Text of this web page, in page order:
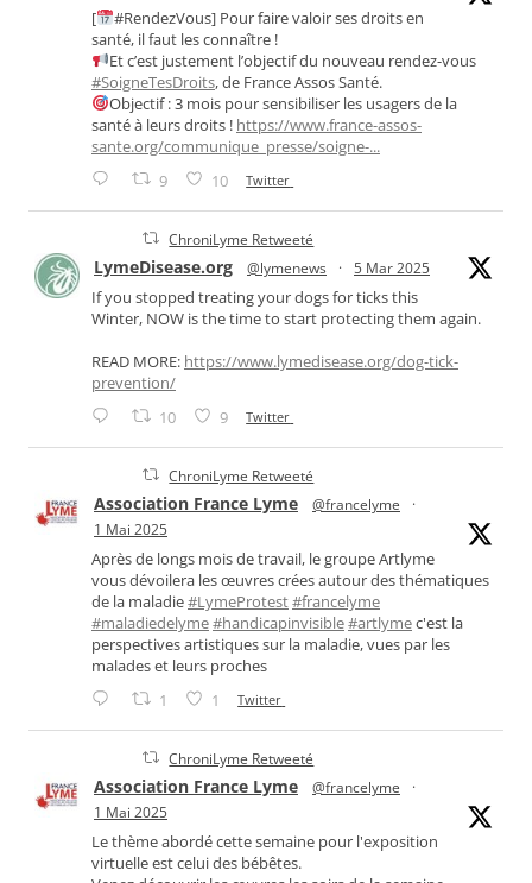
[
#RendezVous] Pour faire valoir ses droits en
santé, il faut les connaître !
Et c’est justement l’objectif du nouveau rendez-vous
#SoigneTesDroits, de France Assos Santé.
Objectif : 3 mois pour sensibiliser les usagers de la
santé à leurs droits ! https://www.france-assos-
sante.org/communique_presse/soigne-...
9 10 Twitter
ChroniLyme Retweeté
LymeDisease.org @lymenews · 5 Mar 2025
If you stopped treating your dogs for ticks this
Winter, NOW is the time to start protecting them again.
READ MORE: https://www.lymedisease.org/dog-tick-
prevention/
10 9 Twitter
ChroniLyme Retweeté
Association France Lyme @francelyme
·
1 Mai 2025
Après de longs mois de travail, le groupe Artlyme
vous dévoilera les œuvres crées autour des thématiques
de la maladie#LymeProtest#francelyme
#maladiedelyme#handicapinvisible#artlymec'est la
perspectives artistiques sur la maladie, vues par les
malades et leurs proches
1 1 Twitter
ChroniLyme Retweeté
Association France Lyme @francelyme
·
1 Mai 2025
Le thème abordé cette semaine pour l'exposition
virtuelle est celui des bébêtes.